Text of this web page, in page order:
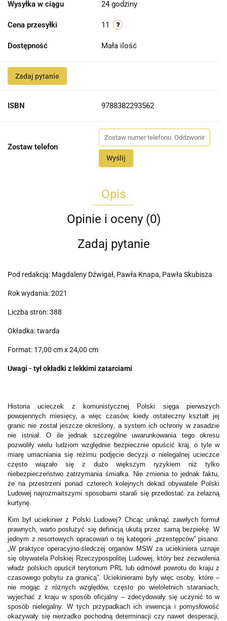
Wysyłka w ciągu 24 godziny
Cena przesyłki 11
Dostępność Mała ilość
Zadaj pytanie
ISBN 9788382293562
Zostaw telefon
Wyślij
Opis
Opinie i oceny (0)
Zadaj pytanie
Pod redakcją: Magdaleny Dźwigał, Pawła Knapa, Pawła Skubisza
Rok wydania: 2021
Liczba stron: 388
Okładka: twarda
Format: 17,00 cm x 24,00 cm
Uwagi - tył okładki z lekkimi zatarciami
Historia ucieczek z komunistycznej Polski sięga pierwszych
powojennych miesięcy, a więc czasów, kiedy ostateczny kształt jej
granic nie został jeszcze określony, a system ich ochrony w zasadzie
nie istniał. O ile jednak szczególne uwarunkowania tego okresu
pozwoliły wielu ludziom względnie bezpiecznie opuścić kraj, o tyle w
miarę umacniania się reżimu podjęcie decyzji o nielegalnej ucieczce
często wiązało się z dużo większym ryzykiem niż tylko
niebezpieczeństwo zatrzymania śmiałka. Nie zmienia to jednak faktu,
że na przestrzeni ponad czterech kolejnych dekad obywatele Polski
Ludowej najrozmaitszymi sposobami starali się przedostać za żelazną
kurtynę.
Kim był uciekinier z Polski Ludowej? Chcąc uniknąć zawiłych formuł
prawnych, warto posłużyć się definicją ukutą przez samą bezpiekę. W
jednym z resortowych opracowań o tej kategorii „przestępców” pisano:
„W praktyce operacyjno-śledczej organów MSW za uciekiniera uznaje
się obywatela Polskiej Rzeczypospolitej Ludowej, który bez zezwolenia
władz polskich opuścił terytorium PRL lub odmówił powrotu do kraju z
czasowego pobytu za granicą”. Uciekinierami były więc osoby, które –
nie mogąc z różnych względów, często po wieloletnich staraniach,
wyjechać z kraju w sposób oficjalny – zdecydowały się uczynić to w
sposób nielegalny. W tych przypadkach ich inwencja i pomysłowość
okazywały się nierzadko pochodną determinacji czy nawet desperacji,